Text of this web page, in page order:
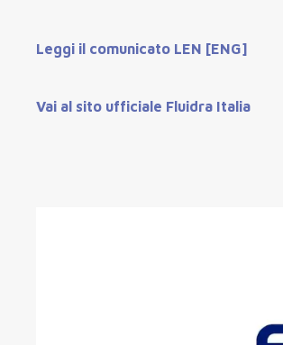
Leggi il comunicato LEN [ENG]
Vai al sito ufficiale Fluidra Italia